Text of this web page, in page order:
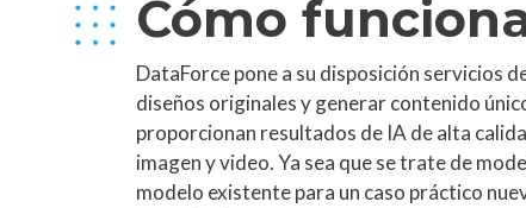
Cómo
DataForce pone a su disposición servicios
diseños originales y generar contenido
proporcionan resultados de IA de alta
imagen y video. Ya sea que se trate de
modelo existente para un caso práctico